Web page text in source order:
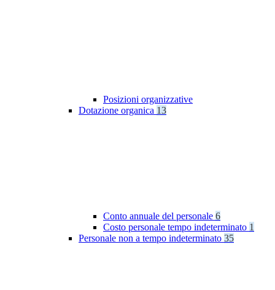
Posizioni organizzative
Dotazione organica 13
Conto annuale del personale 6
Costo personale tempo indeterminato 1
Personale non a tempo indeterminato 35